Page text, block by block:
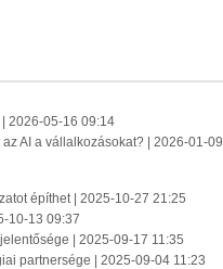
2026-05-16 09:14
AI a vállalkozásokat? | 2026-01-09
építhet | 2025-10-27 21:25
10-13 09:37
| 2025-09-17 11:35
partnersége | 2025-09-04 11:23